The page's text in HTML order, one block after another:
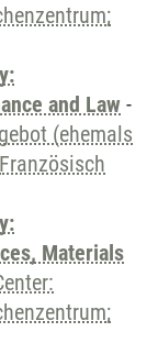
and Law -
(ehemals
Französisch
Materials